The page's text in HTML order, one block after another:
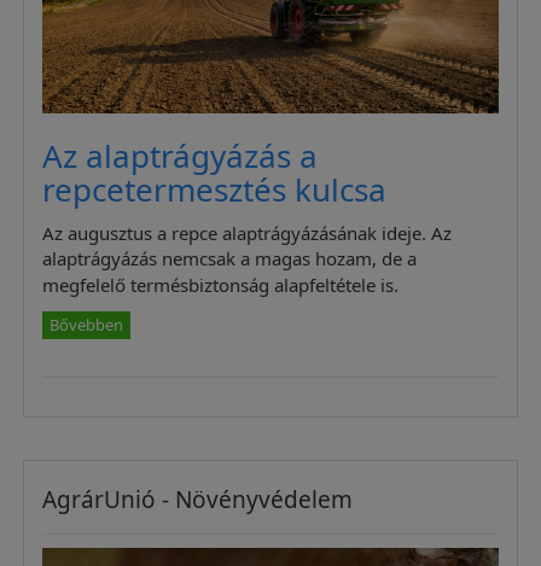
Az alaptrágyázás a
repcetermesztés kulcsa
Az augusztus a repce alaptrágyázásának ideje. Az
alaptrágyázás nemcsak a magas hozam, de a
megfelelő termésbiztonság alapfeltétele is.
Bővebben
AgrárUnió - Növényvédelem